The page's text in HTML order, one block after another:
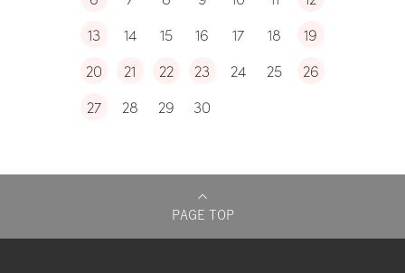
13
14 15 16 17 18
19
20
21 22 23 24 25
26
27
28 29 30
PAGE TOP